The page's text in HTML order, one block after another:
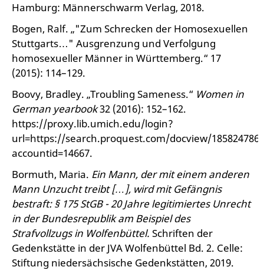
Hamburg: Männerschwarm Verlag, 2018.
Bogen, Ralf. „"Zum Schrecken der Homosexuellen
Stuttgarts…" Ausgrenzung und Verfolgung
homosexueller Männer in Württemberg.“ 17
(2015): 114–129.
Boovy, Bradley. „Troubling Sameness.“ Women in
German yearbook32 (2016): 152–162.
https://proxy.lib.umich.edu/login?
url=https://search.proquest.com/docview/
accountid=14667.
Bormuth, Maria. Ein Mann, der mit einem anderen
Mann Unzucht treibt […], wird mit Gefängnis
bestraft: § 175 StGB - 20 Jahre legitimiertes Unrecht
in der Bundesrepublik am Beispiel des
Strafvollzugs in Wolfenbüttel. Schriften der
Gedenkstätte in der JVA Wolfenbüttel Bd. 2. Celle:
Stiftung niedersächsische Gedenkstätten, 2019.